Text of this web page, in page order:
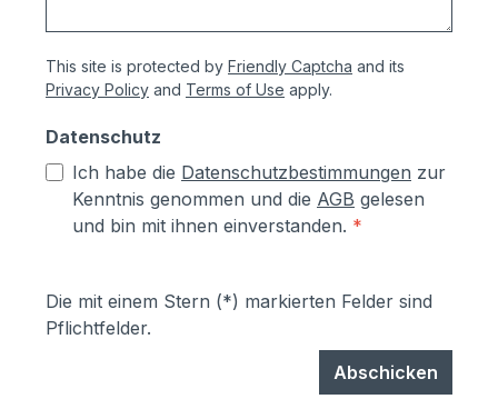
This site is protected by Friendly Captcha and its
Privacy Policy and Terms of Use apply.
Datenschutz
Ich habe die Datenschutzbestimmungen zur
Kenntnis genommen und die AGB gelesen
und bin mit ihnen einverstanden. *
Die mit einem Stern (*) markierten Felder sind
Pflichtfelder.
Abschicken